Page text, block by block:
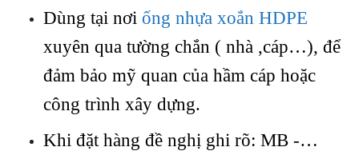
Dùng tại nơi ống nhựa xoắn HDPE
xuyên qua tường chắn ( nhà ,cáp…), để
đảm bảo mỹ quan của hầm cáp hoặc
công trình xây dựng.
Khi đặt hàng đề nghị ghi rõ: MB -…